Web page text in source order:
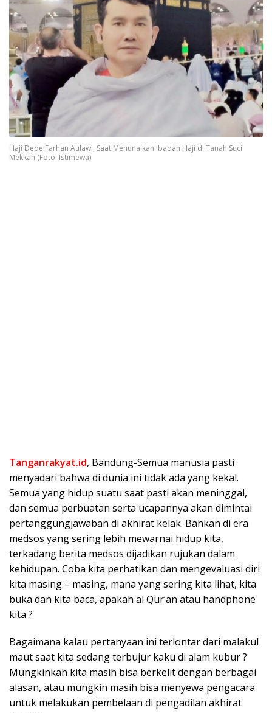
Haji Dede Farhan Aulawi, Saat Menunaikan Ibadah Haji di Tanah Suci
Mekkah (Foto: Istimewa)
Tanganrakyat.id, Bandung-Semua manusia pasti
menyadari bahwa di dunia ini tidak ada yang kekal.
Semua yang hidup suatu saat pasti akan meninggal,
dan semua perbuatan serta ucapannya akan dimintai
pertanggungjawaban di akhirat kelak. Bahkan di era
medsos yang sering lebih mewarnai hidup kita,
terkadang berita medsos dijadikan rujukan dalam
kehidupan. Coba kita perhatikan dan mengevaluasi diri
kita masing – masing, mana yang sering kita lihat, kita
buka dan kita baca, apakah al Qur’an atau handphone
kita ?
Bagaimana kalau pertanyaan ini terlontar dari malakul
maut saat kita sedang terbujur kaku di alam kubur ?
Mungkinkah kita masih bisa berkelit dengan berbagai
alasan, atau mungkin masih bisa menyewa pengacara
untuk melakukan pembelaan di pengadilan akhirat